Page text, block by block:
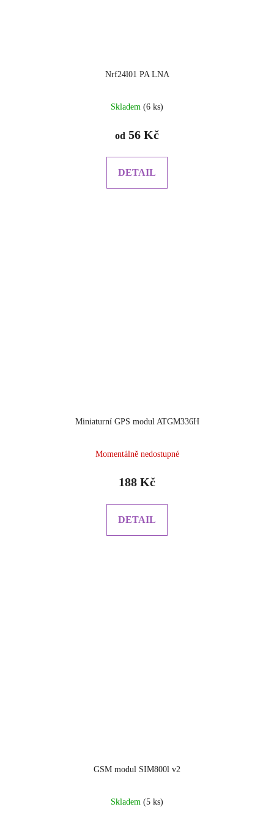
Nrf24l01 PA LNA
Skladem (6 ks)
od 56 Kč
DETAIL
Miniaturní GPS modul ATGM336H
Momentálně nedostupné
188 Kč
DETAIL
GSM modul SIM800l v2
Skladem (5 ks)